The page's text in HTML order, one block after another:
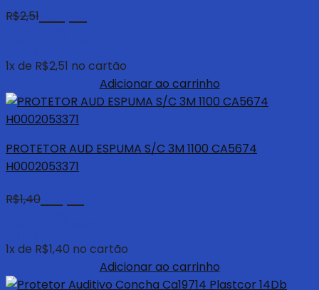
1x de R$2,51 no cartão
R$2,51
Adicionar ao carrinho
PROTETOR AUD ESPUMA S/C 3M 1100 CA5674
H0002053371
1x de R$1,40 no cartão
R$1,40
Adicionar ao carrinho